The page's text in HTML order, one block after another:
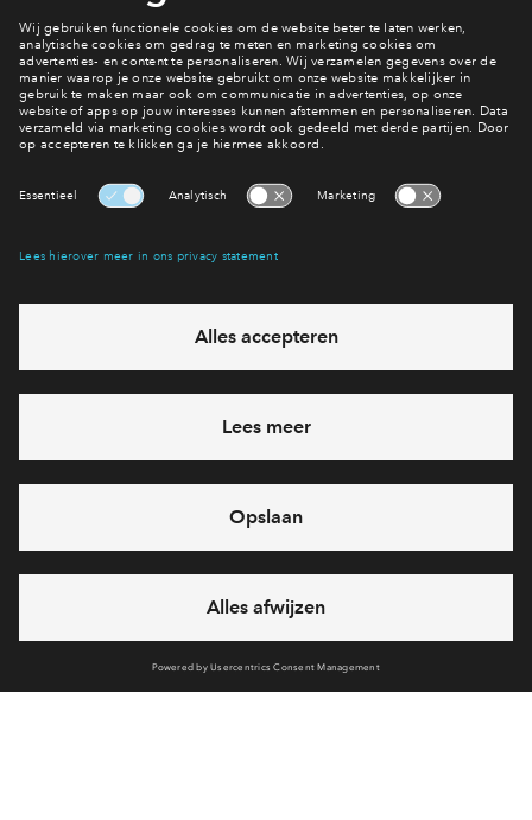
Planning
Interesse? Meld je dan snel aan
Hiermee blijf je op de hoogte van het belangrijkste nieuws en
Ja, ik wil mij aanmelden
Heb je een vraag en wil je direct antwoord? Bel ons op
712 21 37
6 dagen per week beschikbaar (behalve tijdens
bereikbaar